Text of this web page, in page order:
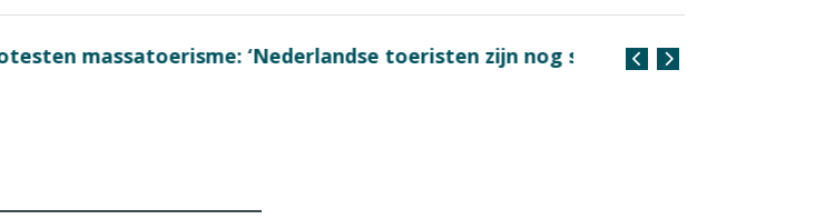
‘Nederlandse toeristen zijn nog steeds
Coffee with the